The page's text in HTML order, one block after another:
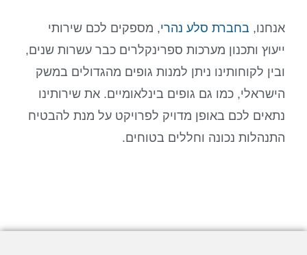
אנחנו, בחברת סלע נהרי, מספקים לכם שירותי
ייעוץ ותכנון מערכות ספרינקלרים כבר עשרות שנים,
ובין לקוחותינו ניתן למנות גופים מהגדולים במשק
הישראלי, כמו גם גופים בינלאומיים. את שירותינו
נתאים לכם באופן מדויק לפרויקט על מנת להבטיח
התנהלות נכונה וחללים בטוחים.